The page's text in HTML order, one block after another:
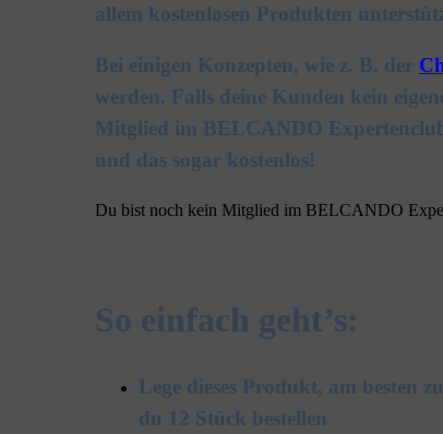
allem kostenlosen Produkten
Bei einigen Konzepten, wie z. B. der
werden. Falls deine Kunden kein
Mitglied im BELCANDO
und das sogar kostenlos!
Du bist noch kein Mitglied im BELCANDO
So einfach geht’s:
Lege dieses Produkt, am besten
du 12 Stück bestellen